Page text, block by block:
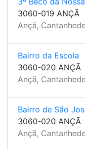
3060-019 ANÇÃ
Ançã,
Bairro da Escola
3060-020 ANÇÃ
Ançã,
Bairro de São
3060-020 ANÇÃ
Ançã,